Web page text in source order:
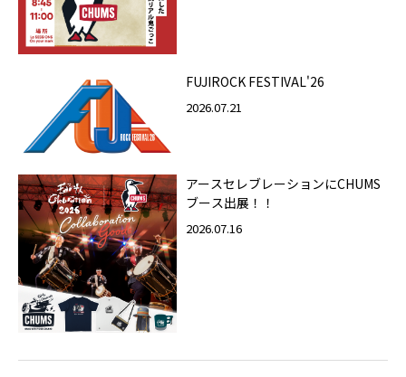
FUJIROCK FESTIVAL'26
2026.07.21
アースセレブレーションにCHUMS
ブース出展！！
2026.07.16